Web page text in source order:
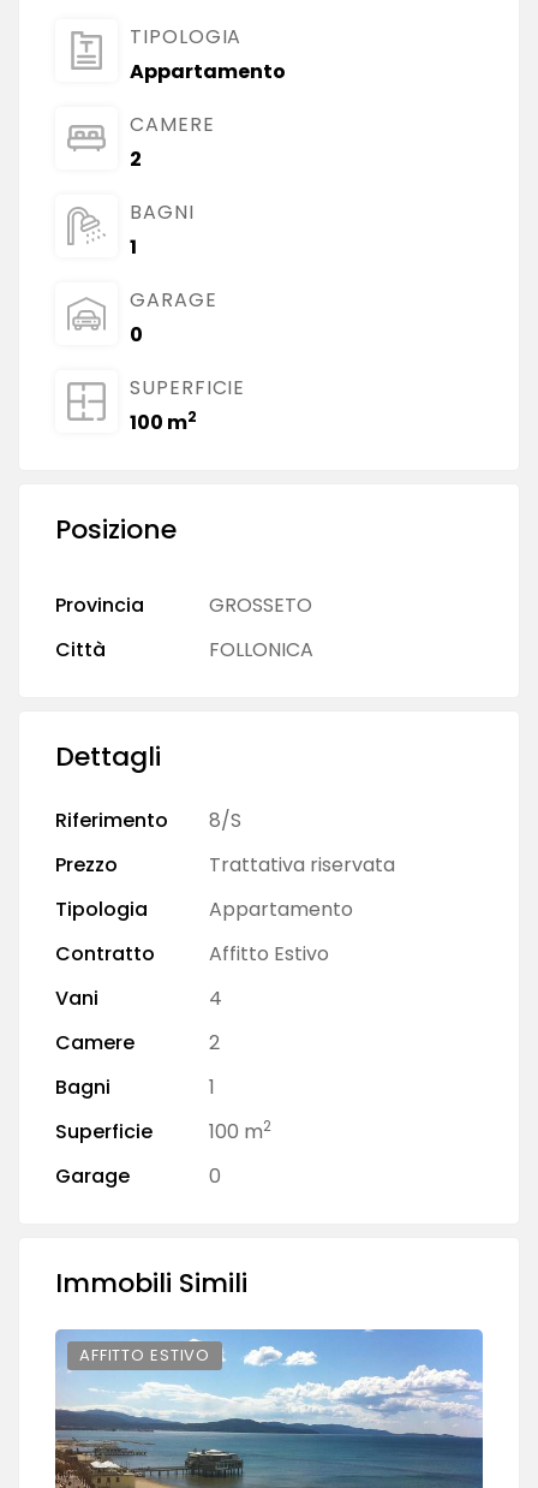
TIPOLOGIA
Appartamento
CAMERE
2
BAGNI
1
GARAGE
0
SUPERFICIE
100 m2
Posizione
Provincia
GROSSETO
Città
FOLLONICA
Dettagli
Riferimento
8/S
Prezzo
Trattativa riservata
Tipologia
Appartamento
Contratto
Affitto Estivo
Vani
4
Camere
2
Bagni
1
Superficie
100 m2
Garage 0
Immobili Simili
AFFITTO ESTIVO